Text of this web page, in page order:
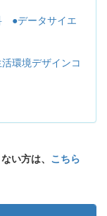
●データサイエ
環境デザインコ
い方は、 こちら